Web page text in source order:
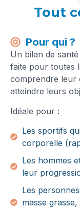
Tout
Pour qui ?
Un bilan de
faite pour toutes
comprendre leur
atteindre leurs
Idéale pour :
Les sportifs
corporelle
Les hommes
leur
Les
masse